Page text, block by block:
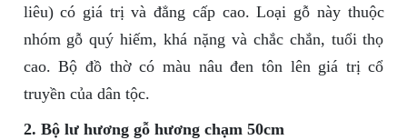
liêu) có giá trị và đẳng cấp cao. Loại gỗ này thuộc
nhóm gỗ quý hiếm, khá nặng và chắc chắn, tuổi thọ
cao. Bộ đồ thờ có màu nâu đen tôn lên giá trị cổ
truyền của dân tộc.
2. Bộ lư hương gỗ hương chạm 50cm